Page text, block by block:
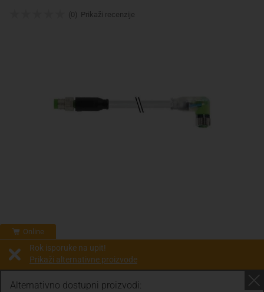
Online
Alternativno dostupni proizvodi:
Rok isporuke na upit!
Prikaži alternativne proizvode
Prodaja i slanje od: Architektengruppe S71 d.o.o.
(0) Prikaži recenzije